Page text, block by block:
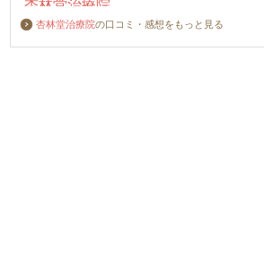
杏林堂治療院の口コミ・感想をもっと見る